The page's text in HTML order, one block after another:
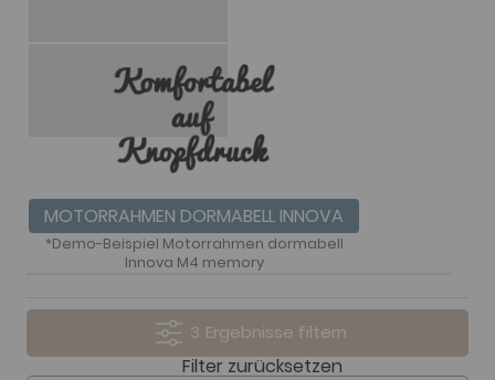
MOTORRAHMEN DORMABELL INNOVA
*Demo-Beispiel Motorrahmen dormabell
Innova M4 memory
3
Filter zurücksetzen